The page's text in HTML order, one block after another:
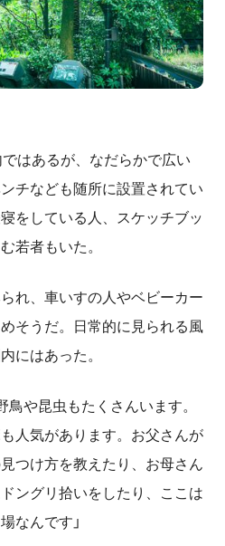
はあるが、なだらかで広い
チなども随所に設置されてい
をしている人、スケッチブッ
若者もいた。
れ、車いすの人やベビーカー
そうだ。日常的に見られる風
にはあった。
鳥や昆虫もたくさんいます。
人気があります。お父さんが
つけ方を教えたり、お母さん
ングリ拾いをしたり、ここは
なんです」